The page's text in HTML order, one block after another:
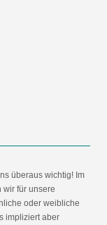
überaus wichtig! Im
wir für unsere
oder weibliche
impliziert aber